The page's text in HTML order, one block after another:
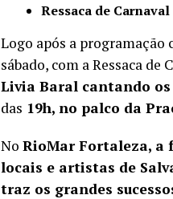
Ressaca de Carnaval
Logo após a programação
sábado, com a Ressaca de
Livia Baral cantando os
das 19h, no palco da
No RioMar Fortaleza, a
locais e artistas de
traz os grandes